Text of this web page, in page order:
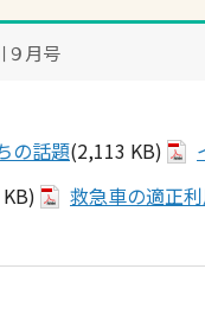
９月号
の話題(2,113 KB)
救急車の適正